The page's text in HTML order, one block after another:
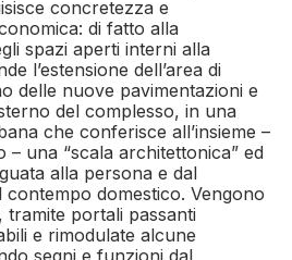
concretezza e
di fatto alla
spazi aperti interni alla
l’estensione dell’area di
delle nuove pavimentazioni e
del complesso, in una
che conferisce all’insieme –
una “scala architettonica” ed
alla persona e dal
domestico. Vengono
tramite portali passanti
e rimodulate alcune
segni e funzioni dal